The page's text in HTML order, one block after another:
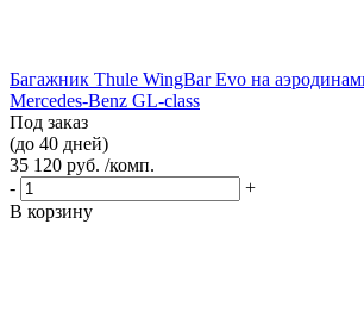
Багажник Thule WingBar Evo на
Mercedes-Benz GL-class
Под заказ
(до 40 дней)
35 120 руб. /комп.
-
+
В корзину